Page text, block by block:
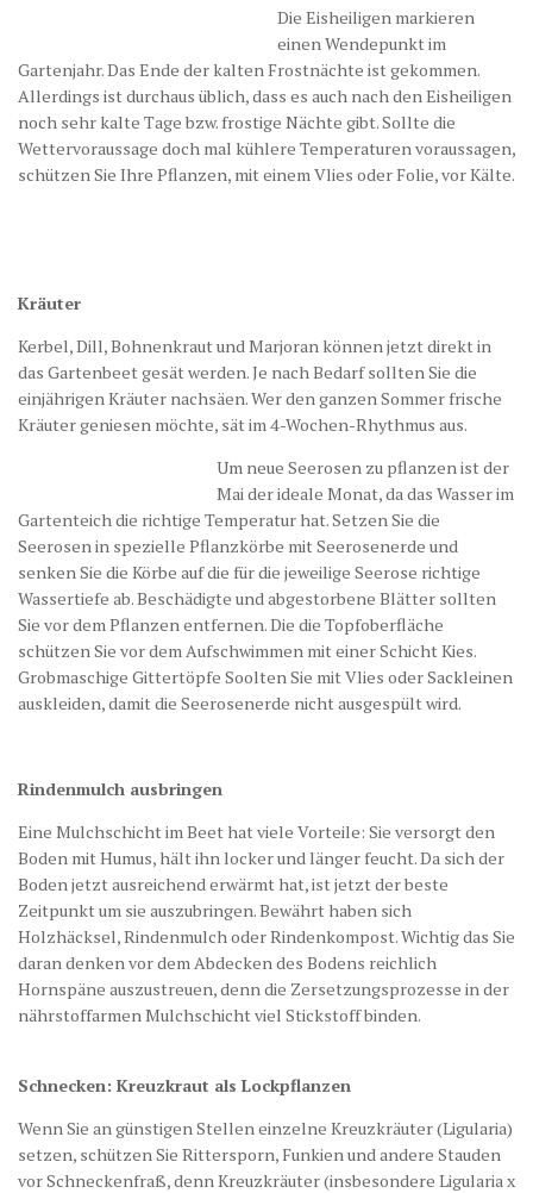
Die Eisheiligen markieren
einen Wendepunkt im
Gartenjahr. Das Ende der kalten Frostnächte ist gekommen.
Allerdings ist durchaus üblich, dass es auch nach den Eisheiligen
noch sehr kalte Tage bzw. frostige Nächte gibt. Sollte die
Wettervoraussage doch mal kühlere Temperaturen voraussagen,
schützen Sie Ihre Pflanzen, mit einem Vlies oder Folie, vor Kälte.
Kräuter
Kerbel, Dill, Bohnenkraut und Marjoran können jetzt direkt in
das Gartenbeet gesät werden. Je nach Bedarf sollten Sie die
einjährigen Kräuter nachsäen. Wer den ganzen Sommer frische
Kräuter geniesen möchte, sät im 4-Wochen-Rhythmus aus.
Um neue Seerosen zu pflanzen ist der
Mai der ideale Monat, da das Wasser im
Gartenteich die richtige Temperatur hat. Setzen Sie die
Seerosen in spezielle Pflanzkörbe mit Seerosenerde und
senken Sie die Körbe auf die für die jeweilige Seerose richtige
Wassertiefe ab. Beschädigte und abgestorbene Blätter sollten
Sie vor dem Pflanzen entfernen. Die die Topfoberfläche
schützen Sie vor dem Aufschwimmen mit einer Schicht Kies.
Grobmaschige Gittertöpfe Soolten Sie mit Vlies oder Sackleinen
auskleiden, damit die Seerosenerde nicht ausgespült wird.
Rindenmulch ausbringen
Eine Mulchschicht im Beet hat viele Vorteile: Sie versorgt den
Boden mit Humus, hält ihn locker und länger feucht. Da sich der
Boden jetzt ausreichend erwärmt hat, ist jetzt der beste
Zeitpunkt um sie auszubringen. Bewährt haben sich
Holzhäcksel, Rindenmulch oder Rindenkompost. Wichtig das Sie
daran denken vor dem Abdecken des Bodens reichlich
Hornspäne auszustreuen, denn die Zersetzungsprozesse in der
nährstoffarmen Mulchschicht viel Stickstoff binden.
Schnecken: Kreuzkraut als Lockpflanzen
Wenn Sie an günstigen Stellen einzelne Kreuzkräuter (Ligularia)
setzen, schützen Sie Rittersporn, Funkien und andere Stauden
vor Schneckenfraß, denn Kreuzkräuter (insbesondere Ligularia x